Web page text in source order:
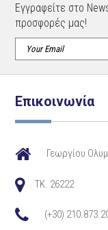
Εγγραφείτε στο
προσφορές μας!
Επικοινωνία
Γεωργίου
TK. 26222
(+30)